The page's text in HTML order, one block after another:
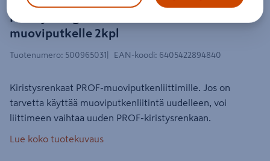
Kiristysrengas PROF 32
muoviputkelle 2kpl
Tuotenumero: 500965031 EAN-koodi: 6405422894840
Kiristysrenkaat PROF-muoviputkenliittimille. Jos on
tarvetta käyttää muoviputkenliitintä uudelleen, voi
liittimeen vaihtaa uuden PROF-kiristysrenkaan.
Lue koko tuotekuvaus